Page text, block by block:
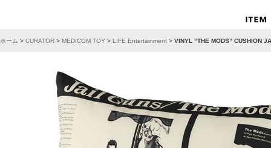
ホーム > CURATOR > MEDICOM TOY > LIFE Entertainment > VINYL “THE MODS” CUSHION